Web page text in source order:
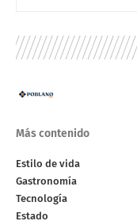
Más contenido
Estilo de vida
Gastronomía
Tecnología
Estado